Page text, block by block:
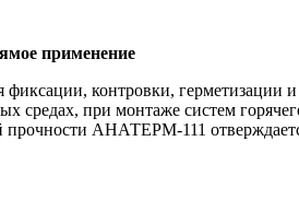
применение
фиксации, контровки, герметизации
при монтаже систем
АНАТЕРМ-111